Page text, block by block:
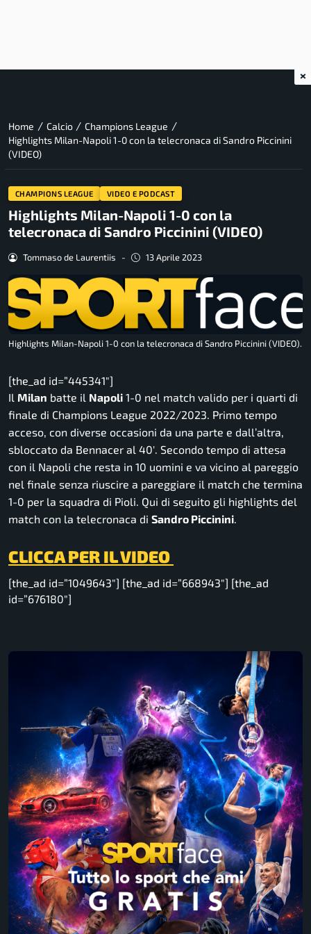
Home / Calcio / Champions League /
Highlights Milan-Napoli 1-0 con la telecronaca di Sandro Piccinini
(VIDEO)
CHAMPIONS LEAGUE VIDEO E PODCAST
Highlights Milan-Napoli 1-0 con la
telecronaca di Sandro Piccinini (VIDEO)
Tommaso de Laurentiis - 13 Aprile 2023
Highlights Milan-Napoli 1-0 con la telecronaca di Sandro Piccinini (VIDEO).
[the_ad id=”445341″]
Il Milan batte il Napoli 1-0 nel match valido per i quarti di
finale di Champions League 2022/2023. Primo tempo
acceso, con diverse occasioni da una parte e dall’altra,
sbloccato da Bennacer al 40′. Secondo tempo di attesa
con il Napoli che resta in 10 uomini e va vicino al pareggio
nel finale senza riuscire a pareggiare il match che termina
1-0 per la squadra di Pioli. Qui di seguito gli highlights del
match con la telecronaca di Sandro Piccinini
CLICCA PER IL VIDEO
[the_ad id=”1049643″] [the_ad id=”668943″] [the_ad
id=”676180″]
×